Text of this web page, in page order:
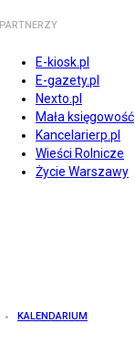
PARTNERZY
E-kiosk.pl
E-gazety.pl
Nexto.pl
Mała księgowość
Kancelarierp.pl
Wieści Rolnicze
Życie Warszawy
KALENDARIUM